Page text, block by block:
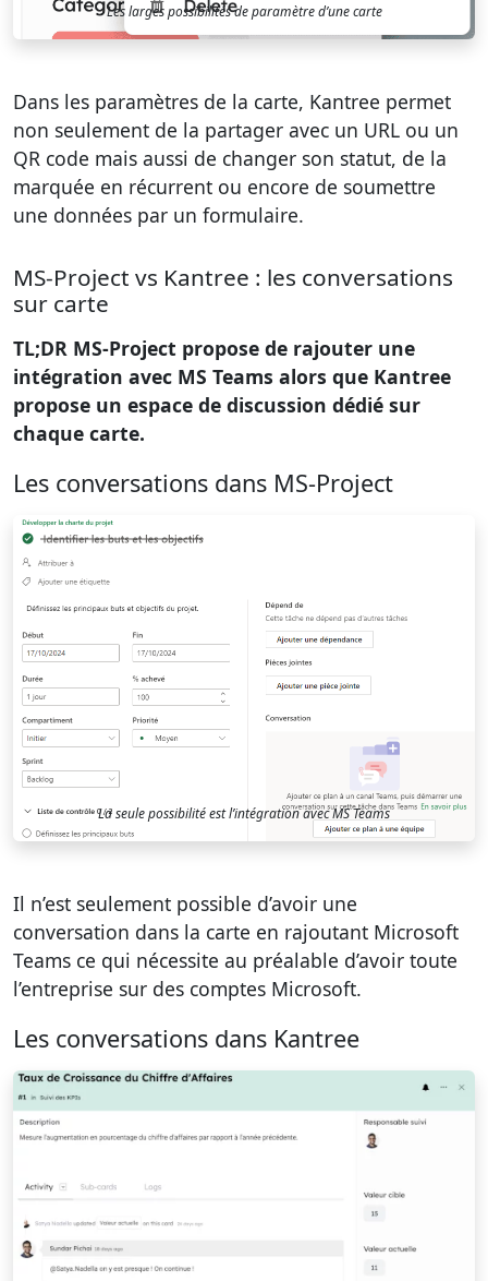
Les larges possibilités de paramètre d’une carte
Dans les paramètres de la carte, Kantree permet
non seulement de la partager avec un URL ou un
QR code mais aussi de changer son statut, de la
marquée en récurrent ou encore de soumettre
une données par un formulaire.
MS-Project vs Kantree : les conversations
sur carte
TL;DR MS-Project propose de rajouter une
intégration avec MS Teams alors que Kantree
propose un espace de discussion dédié sur
chaque carte.
Les conversations dans MS-Project
La seule possibilité est l’intégration avec MS Teams
Il n’est seulement possible d’avoir une
conversation dans la carte en rajoutant Microsoft
Teams ce qui nécessite au préalable d’avoir toute
l’entreprise sur des comptes Microsoft.
Les conversations dans Kantree